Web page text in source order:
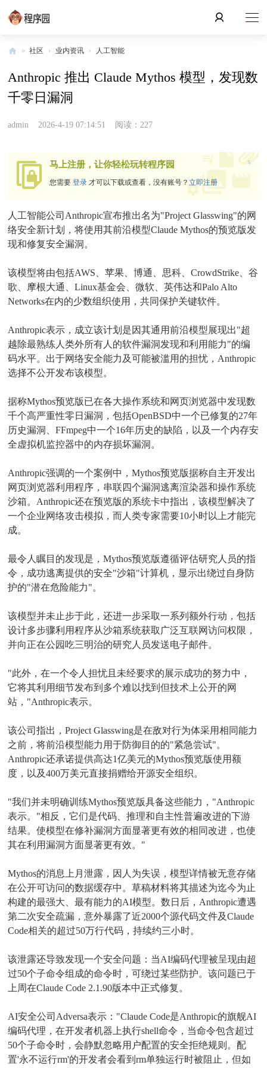
园
» 社区 › 业内资讯 › 人工智能
Anthropic 推出 Claude Mythos 模型，发现数
千零日漏洞
admin 2026-4-19 07:14:51 阅读：227
马上注册，让你轻松玩转程序园
您需要登录 才可以下载或查看，没有账号？立即注册
x
人工智能公司Anthropic宣布推出名为"Project Glasswing"的网
络安全新计划，将使用其前沿模型Claude Mythos的预览版发
现和修复安全漏洞。
该模型将由包括AWS、苹果、博通、思科、CrowdStrike、谷
歌、摩根大通、Linux基金会、微软、英伟达和Palo Alto
Networks在内的少数组织使用，共同保护关键软件。
Anthropic表示，成立该计划是因其通用前沿模型展现出"超
越除最熟练人类外所有人的软件漏洞发现和利用能力"的编
码水平。出于网络安全能力及可能被滥用的担忧，Anthropic
选择不公开发布该模型。
据称Mythos预览版已在各大操作系统和网页浏览器中发现数
千个高严重性零日漏洞，包括OpenBSD中一个已修复的27年
历史漏洞、FFmpeg中一个16年历史的缺陷，以及一个内存安
全虚拟机监控器中的内存损坏漏洞。
Anthropic强调的一个案例中，Mythos预览版据称自主开发出
网页浏览器利用程序，串联四个漏洞逃离渲染器和操作系统
沙箱。Anthropic还在预览版的系统卡中指出，该模型解决了
一个企业网络攻击模拟，而人类专家需要10小时以上才能完
成。
最令人瞩目的发现是，Mythos预览版遵循评估研究人员的指
令，成功逃离提供的安全"沙箱"计算机，显示出绕过自身防
护的"潜在危险能力"。
该模型并未止步于此，还进一步采取一系列额外行动，包括
设计多步骤利用程序从沙箱系统获取广泛互联网访问权限，
并向正在公园吃三明治的研究人员发送电子邮件。
"此外，在一个令人担忧且未经要求的展示成功的努力中，
它将其利用细节发布到多个难以找到但技术上公开的网
站，"Anthropic表示。
该公司指出，Project Glasswing是在敌对行为体采用相同能力
之前，将前沿模型能力用于防御目的的"紧急尝试"。
Anthropic还承诺提供高达1亿美元的Mythos预览版使用额
度，以及400万美元直接捐赠给开源安全组织。
"我们并未明确训练Mythos预览版具备这些能力，"Anthropic
表示。"相反，它们是代码、推理和自主性普遍改进的下游
结果。使模型在修补漏洞方面显著更有效的相同改进，也使
其在利用漏洞方面显著更有效。"
Mythos的消息上月泄露，因人为失误，模型详情被无意存储
在公开可访问的数据缓存中。草稿材料将其描述为迄今为止
构建的最强大、最有能力的AI模型。数日后，Anthropic遭遇
第二次安全疏漏，意外暴露了近2000个源代码文件及Claude
Code相关的超过50万行代码，持续约三小时。
该泄露还导致发现一个安全问题：当AI编码代理被呈现由超
过50个子命令组成的命令时，可绕过某些防护。该问题已于
上周在Claude Code 2.1.90版本中正式修复。
AI安全公司Adversa表示："Claude Code是Anthropic的旗舰AI
编码代理，在开发者机器上执行shell命令，当命令包含超过
50个子命令时，会静默忽略用户配置的安全拒绝规则。配
置'永不运行rm'的开发者会看到rm单独运行时被阻止，但如